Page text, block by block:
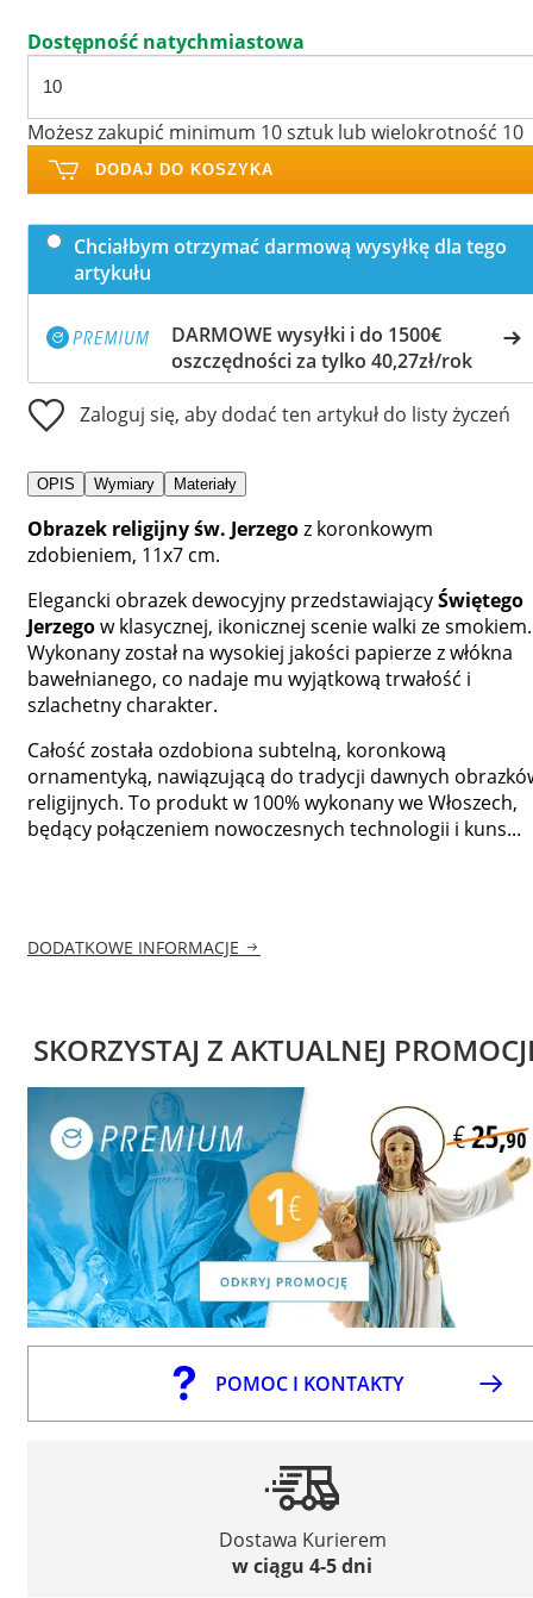
Dostępność natychmiastowa
Możesz zakupić minimum 10 sztuk lub wielokrotność 10
DODAJ DO KOSZYKA
Chciałbym otrzymać darmową wysyłkę dla tego
artykułu
DARMOWE wysyłki i do 1500€
oszczędności za tylko 40,27zł/rok
Zaloguj się, aby dodać ten artykuł do listy życzeń
OPIS Wymiary Materiały
Obrazek religijny św. Jerzegoz koronkowym
zdobieniem, 11x7 cm.
Elegancki obrazek dewocyjny przedstawiającyŚwiętego
Jerzegow klasycznej, ikonicznej scenie walki ze smokiem.
Wykonany został na wysokiej jakości papierze z włókna
bawełnianego, co nadaje mu wyjątkową trwałość i
szlachetny charakter.
Całość została ozdobiona subtelną, koronkową
ornamentyką, nawiązującą do tradycji dawnych
religijnych. To produkt w 100% wykonany we Włoszech,
będący połączeniem nowoczesnych technologii i kuns...
DODATKOWE INFORMACJE
SKORZYSTAJ Z AKTUALNEJ
POMOC I KONTAKTY
Dostawa Kurierem
w ciągu 4-5 dni